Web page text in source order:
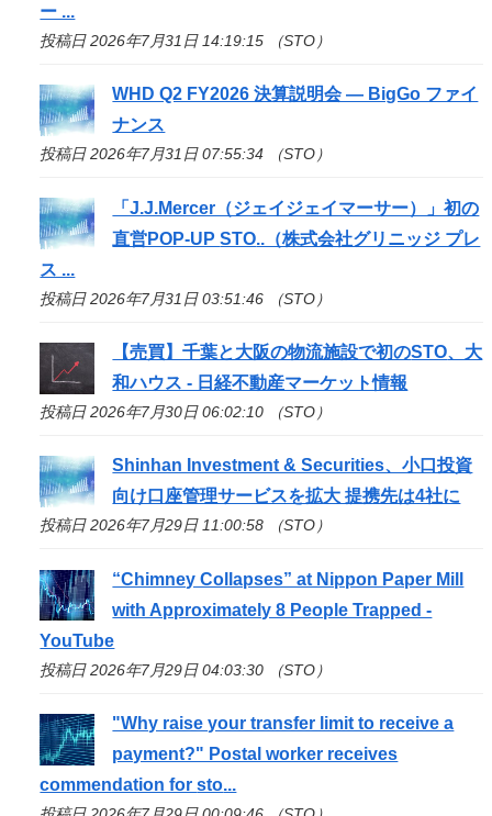
ー ...
投稿日 2026年7月31日 14:19:15 （STO）
WHD Q2 FY2026 決算説明会 — BigGo ファイ
ナンス
投稿日 2026年7月31日 07:55:34 （STO）
「J.J.Mercer（ジェイジェイマーサー）」初の
直営POP-UPSTO..（株式会社グリニッジ プレ
ス ...
投稿日 2026年7月31日 03:51:46 （STO）
【売買】千葉と大阪の物流施設で初のSTO、大
和ハウス - 日経不動産マーケット情報
投稿日 2026年7月30日 06:02:10 （STO）
Shinhan Investment & Securities、小口投資
向け口座管理サービスを拡大 提携先は4社に
投稿日 2026年7月29日 11:00:58 （STO）
“Chimney Collapses” at Nippon Paper Mill
with Approximately 8 People Trapped -
YouTube
投稿日 2026年7月29日 04:03:30 （STO）
"Why raise your transfer limit to receive a
payment?" Postal worker receives
commendation forsto...